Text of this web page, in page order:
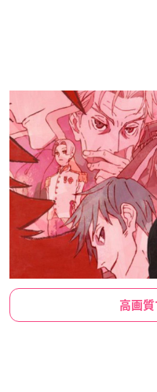
高画